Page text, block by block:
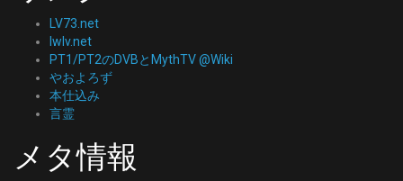
LV73.net
lwlv.net
PT1/PT2のDVBとMythTV @Wiki
やおよろず
本仕込み
言霊
メタ情報